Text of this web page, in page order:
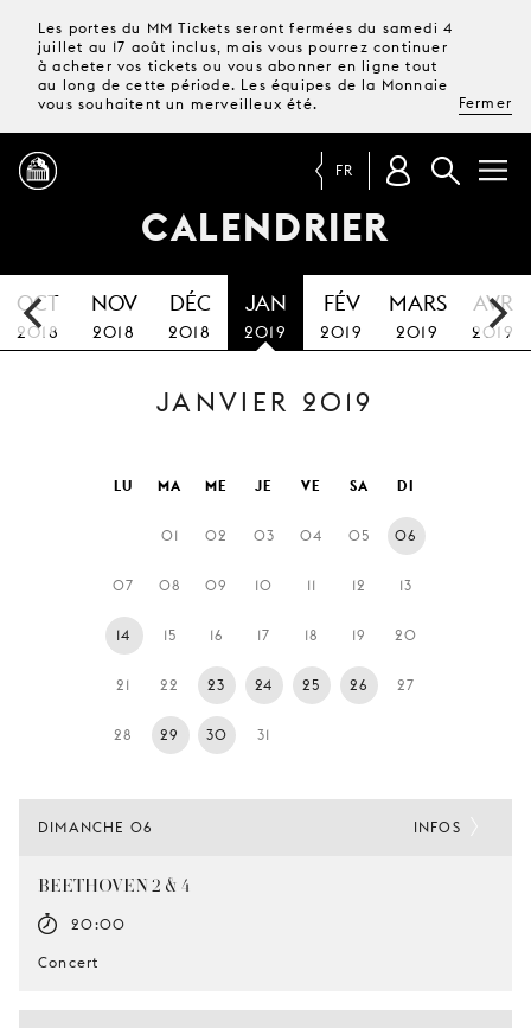
Les portes du MM Tickets seront fermées du samedi 4
juillet au 17 août inclus, mais vous pourrez continuer
à acheter vos tickets ou vous abonner en ligne tout
au long de cette période. Les équipes de la Monnaie
vous souhaitent un merveilleux été.
Fermer
PROGRAMME
MAGAZINE
TICKETS &
ABONNEMENTS
VISITE
MONNAIE
NOUS
FR
CALENDRIER
OCT
2018
NOV
2018
DÉC
2018
JAN
2019
FÉV
2019
MARS
2019
AVR
2019
JANVIER 2019
LU MA ME JE VE SA DI
01 02 03 04 05 06
07 08 09 10 11 12 13
14 15 16 17 18 19 20
21 22 23 24 25 26 27
28 29 30 31
DIMANCHE 06
BEETHOVEN 2 & 4
20:00
Concert
INFOS